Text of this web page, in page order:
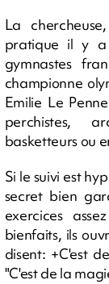
La
pratique il y a
gymnastes
championne
Emilie Le
perchistes,
basketteurs ou
Si le suivi est
secret bien
exercices
bienfaits, ils
disent: +C'est
"C'est de la